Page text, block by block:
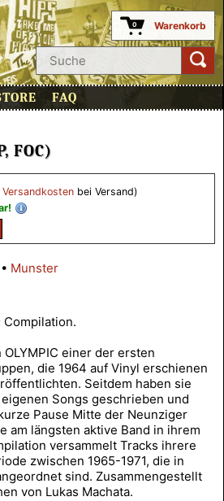
0 Warenkorb
FAQ
Versandkosten bei Versand)
FOC)
• Munster
Compilation.
einer der ersten
die 1964 auf Vinyl erschienen
Seitdem haben sie
Songs geschrieben und
Pause Mitte der Neunziger
am längsten aktive Band in ihrem
versammelt Tracks ihrere
zwischen 1965-1971, die in
sind. Zusammengestellt
von Lukas Machata.